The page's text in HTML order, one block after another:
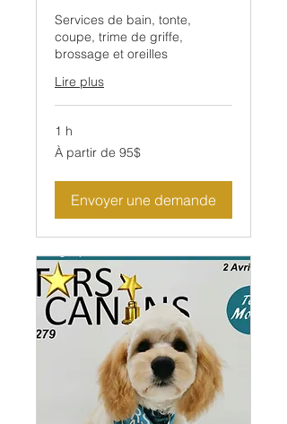
Services de bain, tonte,
coupe, trime de griffe,
brossage et oreilles
Lire plus
1 h
À
partir
À partir de 95$
Envoyer une demande